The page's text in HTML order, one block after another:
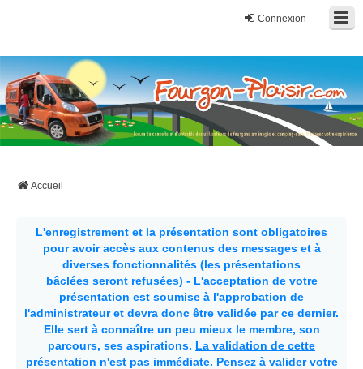
Connexion
Fourgon-plaisir.com
Forum de conseils et d'entraide des utilisateurs de fourgons, fourgons
aménagés, vans et de camping-car. Partagez votre expérience.
Accueil
L'enregistrement et la présentation sont obligatoires
pour avoir accès aux contenus des messages et à
diverses fonctionnalités (les présentations
bâclées seront refusées) - L'acceptation de votre
présentation est soumise à l'approbation de
l'administrateur et devra donc être validée par ce dernier.
Elle sert à connaître un peu mieux le membre, son
parcours, ses aspirations. La validation de cette
présentation n'est pas immédiate. Pensez à valider votre